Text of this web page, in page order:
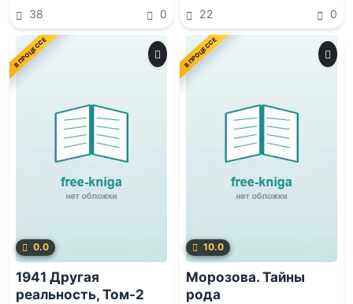
38 0 22 0
В ПРОЦЕССЕ
0.0
1941 Другая
реальность, Том-2
В ПРОЦЕССЕ
10.0
Морозова. Тайны
рода